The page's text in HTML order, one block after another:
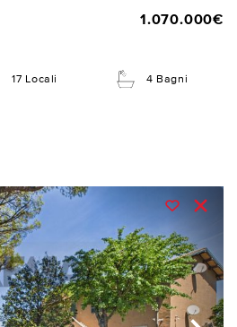
1.070.000€
17 Locali 4 Bagni